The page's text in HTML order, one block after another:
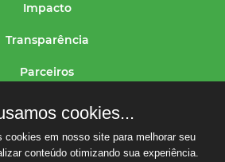
Impacto
Transparência
Parceiros
Localização
cookies...
cookies em nosso site para melhorar seu
conteúdo otimizando sua experiência.